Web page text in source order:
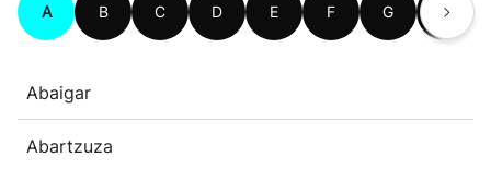
A B C D E F G H
Abaigar
Abartzuza